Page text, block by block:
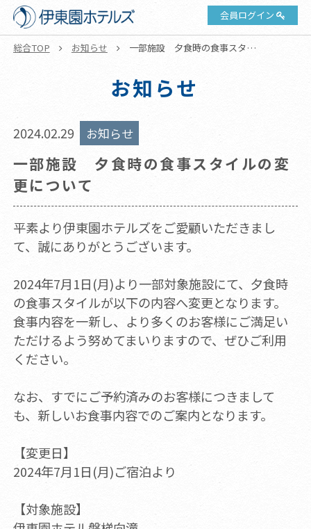
会員ログイン
総合TOP お知らせ
一部施設 夕食時の食事スタイ
お知らせ
2024.02.29 お知らせ
一部施設 夕食時の食事スタイルの変
更について
平素より伊東園ホテルズをご愛顧いただきまし
て、誠にありがとうございます。
2024年7月1日(月)より一部対象施設にて、夕食時
の食事スタイルが以下の内容へ変更となります。
食事内容を一新し、より多くのお客様にご満足い
ただけるよう努めてまいりますので、ぜひご利用
ください。
なお、すでにご予約済みのお客様につきまして
も、新しいお食事内容でのご案内となります。
【変更日】
2024年7月1日(月)ご宿泊より
【対象施設】